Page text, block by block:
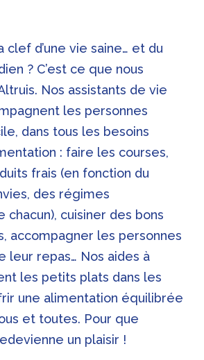
clef d’une vie saine… et du
? C’est ce que nous
Nos assistants de vie
les personnes
dans tous les besoins
: faire les courses,
frais (en fonction du
des régimes
chacun), cuisiner des bons
accompagner les personnes
leur repas… Nos aides à
les petits plats dans les
une alimentation équilibrée
et toutes. Pour que
un plaisir !